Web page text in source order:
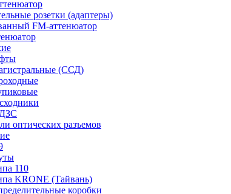
розетки (адаптеры)
FM-аттенюатор
(ССД)
оптических разъемов
110
KRONE (Тайвань)
коробки